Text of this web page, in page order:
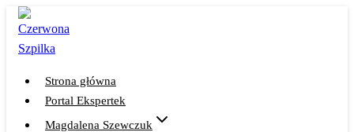
Przejdź
treści
Strona główna
Portal Ekspertek
Magdalena Szewczuk